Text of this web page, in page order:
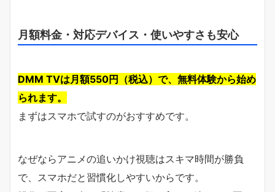
月額料金・対応デバイス・使いやすさも安心
DMM TVは月額550円（税込）で、無料体験から始め
られます。
まずはスマホで試すのがおすすめです。
なぜならアニメの追いかけ視聴はスキマ時間が勝負
で、スマホだと習慣化しやすいからです。